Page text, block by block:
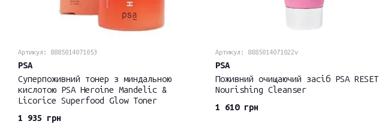
Артикул: 8885014071053
PSA
Суперпоживний тонер з миндальною
кислотою PSA Heroine Mandelic &
Licorice Superfood Glow Toner
1 935 грн
Артикул: 8885014071022v
PSA
Поживний очищаючий засіб PSA RESET
Nourishing Cleanser
1 610 грн